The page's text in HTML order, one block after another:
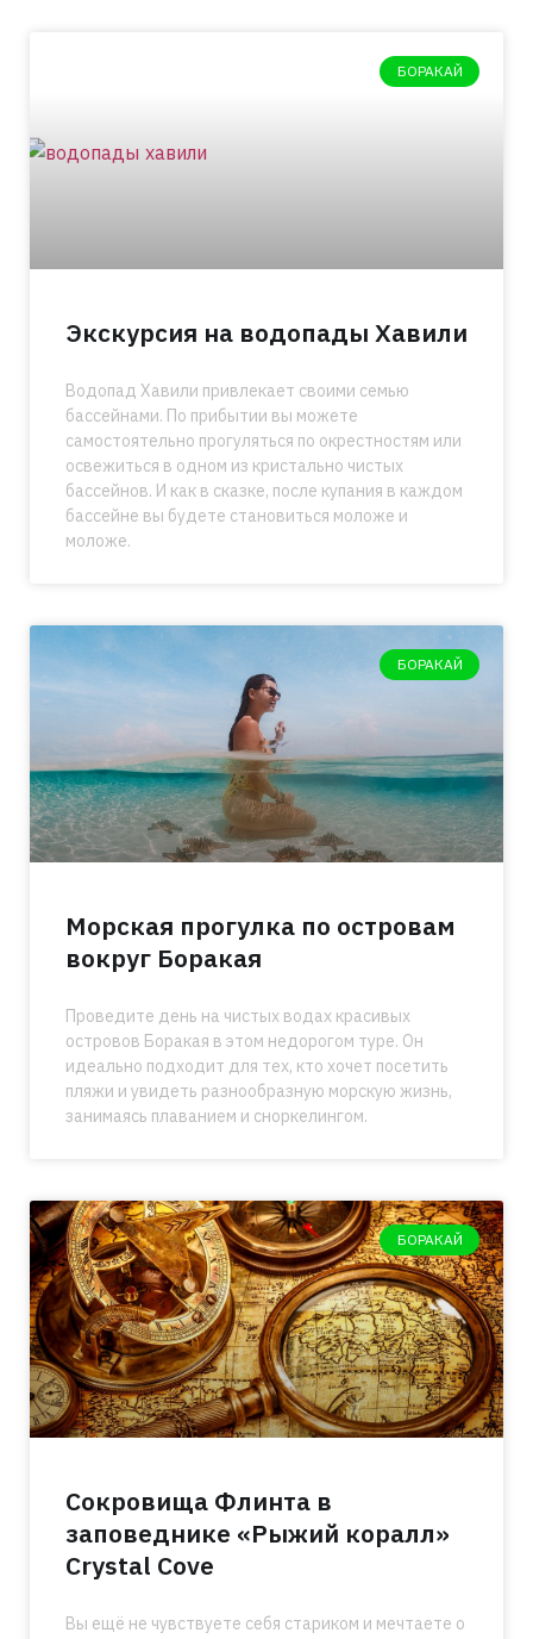
БОРАКАЙ
Экскурсия на водопады Хавили
Водопад Хавили привлекает своими семью
бассейнами. По прибытии вы можете
самостоятельно прогуляться по окрестностям или
освежиться в одном из кристально чистых
бассейнов. И как в сказке, после купания в каждом
бассейне вы будете становиться моложе и
моложе.
БОРАКАЙ
Морская прогулка по островам
вокруг Боракая
Проведите день на чистых водах красивых
островов Боракая в этом недорогом туре. Он
идеально подходит для тех, кто хочет посетить
пляжи и увидеть разнообразную морскую жизнь,
занимаясь плаванием и сноркелингом.
БОРАКАЙ
Сокровища Флинта в
заповеднике «Рыжий коралл»
Crystal Cove
Вы ещё не чувствуете себя стариком и мечтаете о